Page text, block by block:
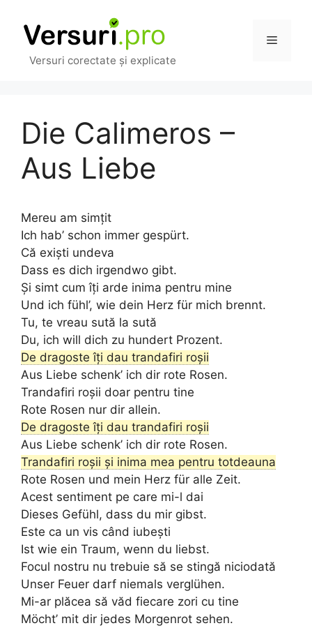
conținut
Versuri corectate și explicate
Meniu
Die Calimeros –
Aus Liebe
Mereu am simțit
Ich hab’ schon immer gespürt.
Că exiști undeva
Dass es dich irgendwo gibt.
Și simt cum îți arde inima pentru mine
Und ich fühl’, wie dein Herz für mich brennt.
Tu, te vreau sută la sută
Du, ich will dich zu hundert Prozent.
De dragoste îți dau trandafiri roșii
Aus Liebe schenk’ ich dir rote Rosen.
Trandafiri roșii doar pentru tine
Rote Rosen nur dir allein.
De dragoste îți dau trandafiri roșii
Aus Liebe schenk’ ich dir rote Rosen.
Trandafiri roșii și inima mea pentru totdeauna
Rote Rosen und mein Herz für alle Zeit.
Acest sentiment pe care mi-l dai
Dieses Gefühl, dass du mir gibst.
Este ca un vis când iubești
Ist wie ein Traum, wenn du liebst.
Focul nostru nu trebuie să se stingă niciodată
Unser Feuer darf niemals verglühen.
Mi-ar plăcea să văd fiecare zori cu tine
Möcht’ mit dir jedes Morgenrot sehen.